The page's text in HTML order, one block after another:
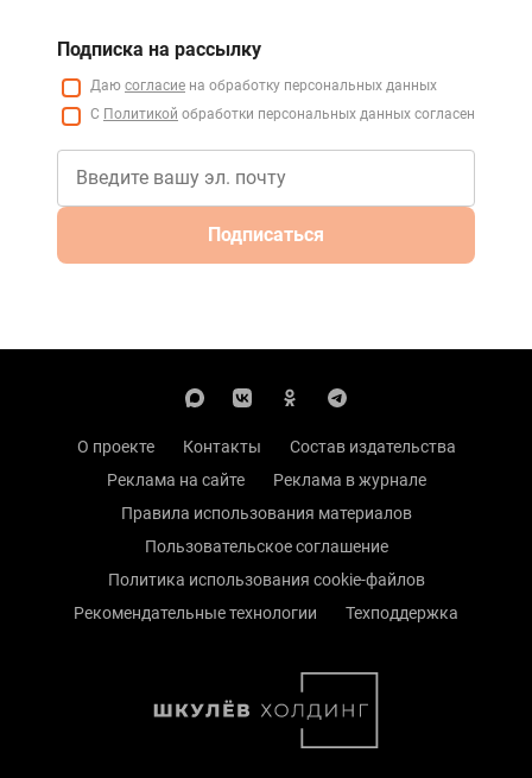
Подписка на рассылку
Даю согласие на обработку персональных данных
С Политикой обработки персональных данных согласен
Подписаться
О проекте Контакты
Состав издательства
Реклама на сайте
Реклама в журнале
Правила использования материалов
Пользовательское соглашение
Политика использования cookie-файлов
Рекомендательные технологии
Техподдержка